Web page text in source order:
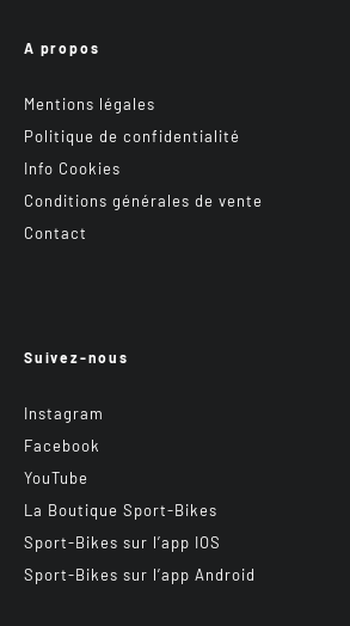
A propos
Mentions légales
Politique de confidentialité
Info Cookies
Conditions générales de vente
Contact
Suivez-nous
Instagram
Facebook
YouTube
La Boutique Sport-Bikes
Sport-Bikes sur l’app IOS
Sport-Bikes sur l’app Android